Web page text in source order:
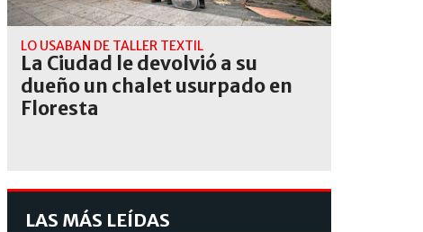
LO USABAN DE TALLER TEXTIL
La Ciudad le devolvió a su
dueño un chalet usurpado en
Floresta
LAS MÁS LEÍDAS